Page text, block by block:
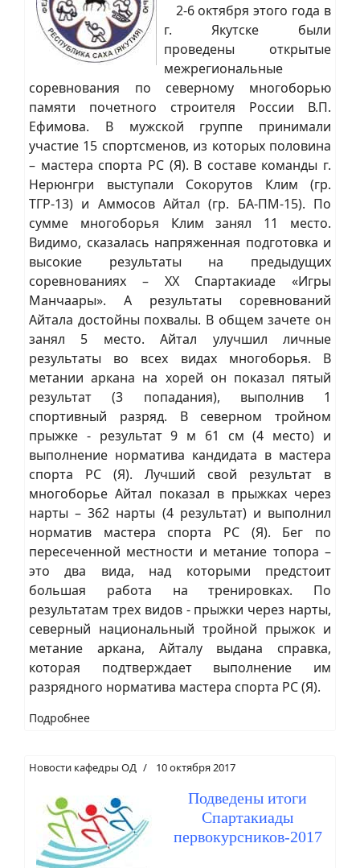
2-6 октября этого года в
г. Якутске были
проведены открытые
межрегиональные
соревнования по северному многоборью
памяти почетного строителя России В.П.
Ефимова. В мужской группе принимали
участие 15 спортсменов, из которых половина
– мастера спорта РС (Я). В составе команды г.
Нерюнгри выступали Сокорутов Клим (гр.
ТГР-13) и Аммосов Айтал (гр. БА-ПМ-15). По
сумме многоборья Клим занял 11 место.
Видимо, сказалась напряженная подготовка и
высокие результаты на предыдущих
соревнованиях – XX Спартакиаде «Игры
Манчаары». А результаты соревнований
Айтала достойны похвалы. В общем зачете он
занял 5 место. Айтал улучшил личные
результаты во всех видах многоборья. В
метании аркана на хорей он показал пятый
результат (3 попадания), выполнив 1
спортивный разряд. В северном тройном
прыжке - результат 9 м 61 см (4 место) и
выполнение норматива кандидата в мастера
спорта РС (Я). Лучший свой результат в
многоборье Айтал показал в прыжках через
нарты – 362 нарты (4 результат) и выполнил
норматив мастера спорта РС (Я). Бег по
пересеченной местности и метание топора –
это два вида, над которыми предстоит
большая работа на тренировках. По
результатам трех видов - прыжки через нарты,
северный национальный тройной прыжок и
метание аркана, Айталу выдана справка,
которая подтверждает выполнение им
разрядного норматива мастера спорта РС (Я).
Подробнее
Новости кафедры ОД 10 октября 2017
Подведены итоги
Спартакиады
первокурсников-2017